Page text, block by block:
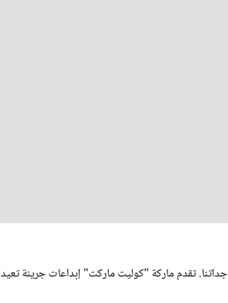
تقدم ماركة "كوليت ماركت" إبداعات جريئة تعيد